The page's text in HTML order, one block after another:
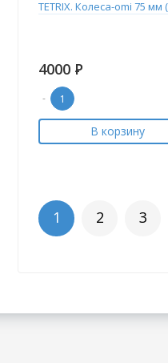
TETRIX. Колеса-omi 75 мм
4000 Р
-
В корзину
1 2 3